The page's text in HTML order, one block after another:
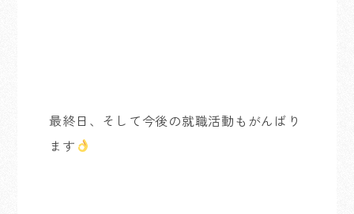
最終日、そして今後の就職活動もがんばり
ます